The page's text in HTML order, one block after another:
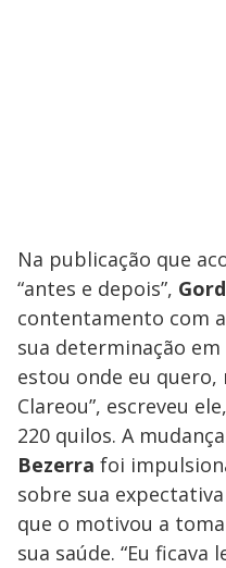
Na publicação que
“antes e depois”,
contentamento com
sua determinação
estou onde eu
Clareou”, escreveu
220 quilos. A
Bezerra foi
sobre sua
que o motivou a
sua saúde. “Eu